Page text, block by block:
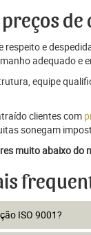
respeito e
adequado e
equipe
clientes com
sonegam
muito abaixo
ISO 9001?